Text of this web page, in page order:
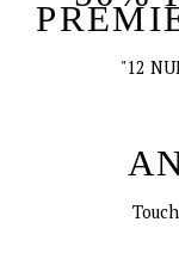
"12